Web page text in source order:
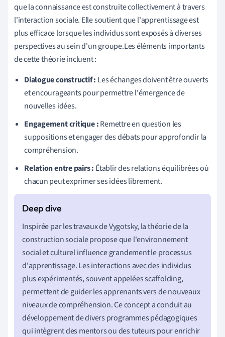
que la connaissance est construite collectivement à travers
l'interaction sociale. Elle soutient que l'apprentissage est
plus efficace lorsque les individus sont exposés à diverses
perspectives au sein d'un groupe.Les éléments importants
de cette théorie incluent :
Dialogue constructif : Les échanges doivent être ouverts
et encourageants pour permettre l'émergence de
nouvelles idées.
Engagement critique :Remettre en question les
suppositions et engager des débats pour approfondir la
compréhension.
Relation entre pairs : Établir des relations équilibrées où
chacun peut exprimer ses idées librement.
Inspirée par les travaux de Vygotsky, la théorie de la
construction sociale propose que l'environnement
social et culturel influence grandement le processus
d'apprentissage. Les interactions avec des individus
plus expérimentés, souvent appelées scaffolding,
permettent de guider les apprenants vers de nouveaux
niveaux de compréhension. Ce concept a conduit au
développement de divers programmes pédagogiques
qui intègrent des mentors ou des tuteurs pour enrichir